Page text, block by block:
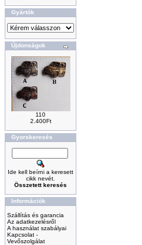
Gyártók
Újdonságok
110
2.400Ft
Gyorskeresés
Ide kell beírni a keresett
cikk nevét.
Összetett keresés
Információk
Szállítás és garancia
Az adatkezelésről
A használat szabályai
Kapcsolat -
Vevőszolgálat